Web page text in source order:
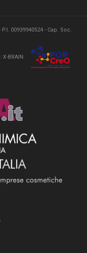
00939940524 - Cap. Soc.
BRAIN